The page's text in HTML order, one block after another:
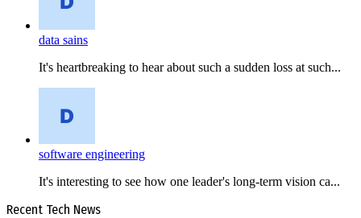
data sains
It's heartbreaking to hear about such a sudden loss at such...
software engineering
It's interesting to see how one leader's long-term vision ca...
Recent Tech News